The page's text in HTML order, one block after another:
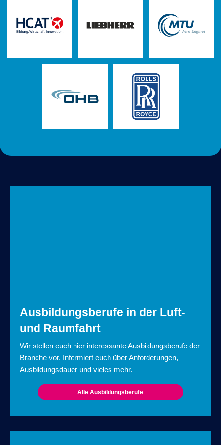
Ausbildungsberufe in der Luft-
und Raumfahrt
Wir stellen euch hier interessante Ausbildungsberufe der
Branche vor. Informiert euch über Anforderungen,
Ausbildungsdauer und vieles mehr.
Alle Ausbildungsberufe